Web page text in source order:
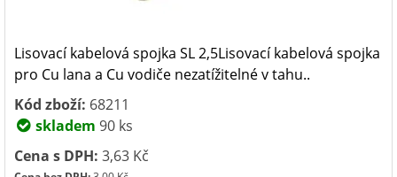
Lisovací kabelová spojka SL 2,5Lisovací kabelová spojka
pro Cu lana a Cu vodiče nezatížitelné v tahu..
Kód zboží: 68211
skladem 90 ks
Cena s DPH: 3,63 Kč